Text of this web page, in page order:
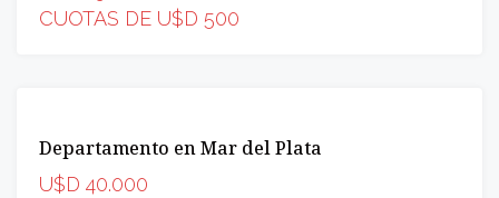
CUOTAS DE U$D 500
OPORTUNIDAD
Departamento en Mar del Plata
U$D 40.000